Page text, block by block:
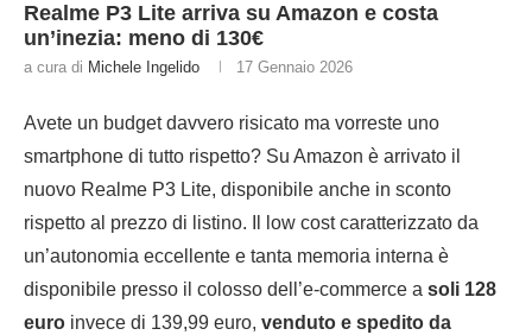
Realme P3 Lite arriva su Amazon e costa
un’inezia: meno di 130€
a cura di Michele Ingelido 17 Gennaio 2026
Avete un budget davvero risicato ma vorreste uno
smartphone di tutto rispetto? Su Amazon è arrivato il
nuovo Realme P3 Lite, disponibile anche in sconto
rispetto al prezzo di listino. Il low cost caratterizzato da
un’autonomia eccellente e tanta memoria interna è
disponibile presso il colosso dell’e-commerce a soli 128
euro invece di 139,99 euro, venduto e spedito da